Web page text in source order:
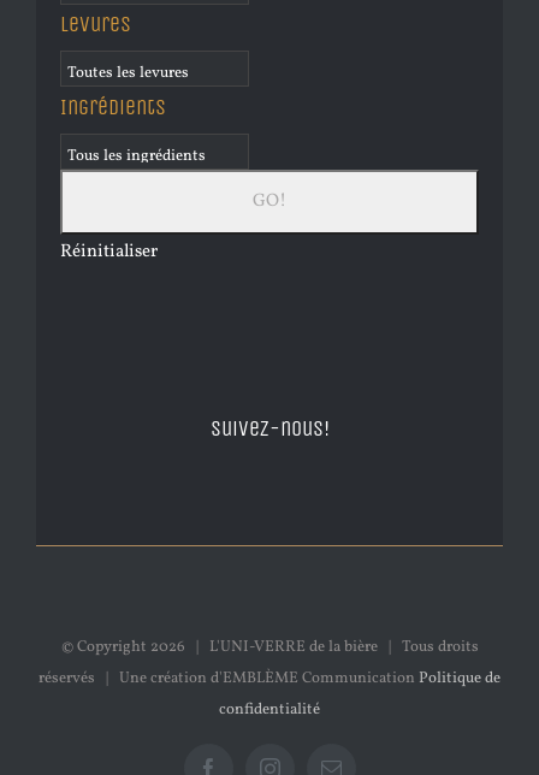
Levures
Ingrédients
Réinitialiser
Suivez-nous!
© Copyright 2026 | L'UNI-VERRE de la bière | Tous droits
réservés | Une création d'EMBLÈME Communication Politique de
confidentialité